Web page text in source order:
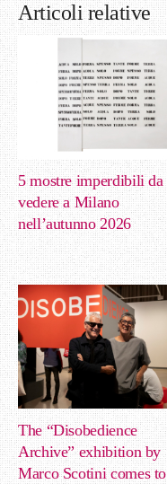
Articoli relative
5 mostre imperdibili da
vedere a Milano
nell’autunno 2026
The “Disobedience
Archive” exhibition by
Marco Scotini comes to